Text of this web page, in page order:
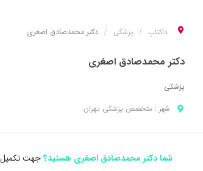
داکتاپ پزشکی دکتر محمدصادق اصغری
دکتر محمدصادق اصغری
پزشکی
شهر : متخصص پزشکی تهران
شما دکتر محمدصادق اصغری هستید؟جهت تکمیل